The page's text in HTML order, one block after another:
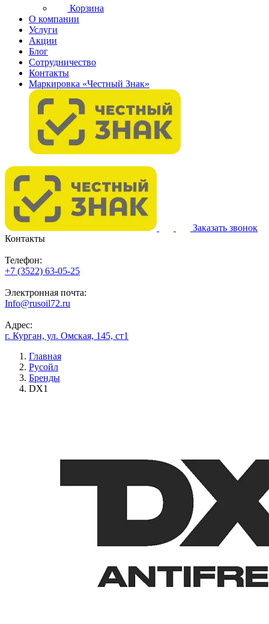
Корзина
О компании
Услуги
Акции
Блог
Сотрудничество
Контакты
Маркировка «Честный Знак»
Заказать звонок
Контакты
Телефон:
+7 (3522) 63-05-25
Электронная почта:
Info@rusoil72.ru
Адрес:
г. Курган, ул. Омская, 145, ст1
Главная
Русойл
Бренды
DX1